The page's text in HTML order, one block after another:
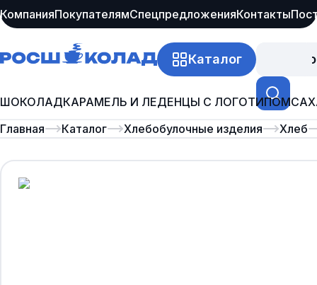
КомпанияПокупателямСпецпредложенияКонтакты
Каталог
ШОКОЛАДКАРАМЕЛЬ И ЛЕДЕНЦЫ С ЛОГОТИПОМ
Главная
Каталог Хлебобулочные изделия Хлеб